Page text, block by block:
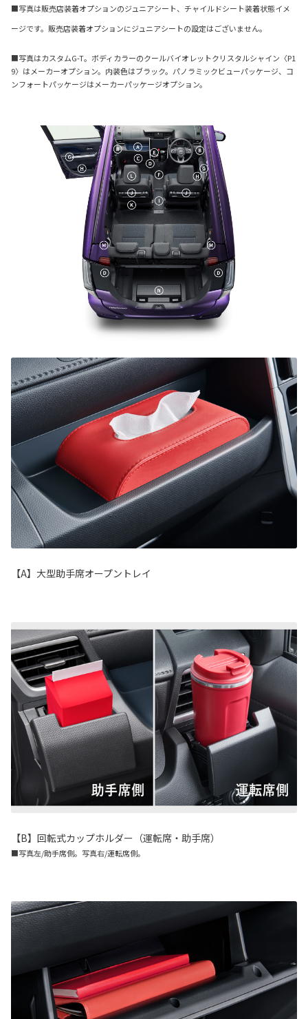
■写真は販売店装着オプションのジュニアシート、チャイルドシート装着状態イメ
ージです。販売店装着オプションにジュニアシートの設定はございません。
■写真はカスタムG-T。ボディカラーのクールバイオレットクリスタルシャイン〈P1
9〉はメーカーオプション。内装色はブラック。パノラミックビューパッケージ、コ
ンフォートパッケージはメーカーパッケージオプション。
【A】大型助手席オープントレイ
【B】回転式カップホルダー（運転席・助手席）
■写真左/助手席側。写真右/運転席側。